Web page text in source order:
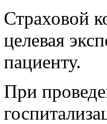
Страховой
целевая
пациенту.
При